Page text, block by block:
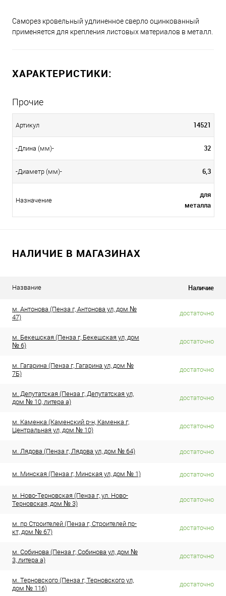
Саморез кровельный удлиненное сверло оцинкованный
применяется для крепления листовых материалов в металл.
ХАРАКТЕРИСТИКИ:
Прочие
Артикул 14521
-Длина (мм)- 32
-Диаметр (мм)- 6,3
Назначение
для
металла
НАЛИЧИЕ В МАГАЗИНАХ
Название Наличие
м. Антонова (Пенза г, Антонова ул, дом №
47)
достаточно
м. Бекешская (Пенза г, Бекешская ул, дом
№ 6)
достаточно
м. Гагарина (Пенза г, Гагарина ул, дом №
7Б)
достаточно
м. Депутатская (Пенза г, Депутатская ул,
дом № 10, литера а)
достаточно
м. Каменка (Каменский р-н, Каменка г,
Центральная ул, дом № 10)
достаточно
м. Лядова (Пенза г, Лядова ул, дом № 64) достаточно
м. Минская (Пенза г, Минская ул, дом № 1) достаточно
м. Ново-Терновская (Пенза г, ул. Ново-
Терновская, дом № 3)
достаточно
м. пр Строителей (Пенза г, Строителей пр-
кт, дом № 67)
достаточно
м. Собинова (Пенза г, Собинова ул, дом №
3, литера а)
достаточно
м. Терновского (Пенза г, Терновского ул,
дом № 116)
достаточно